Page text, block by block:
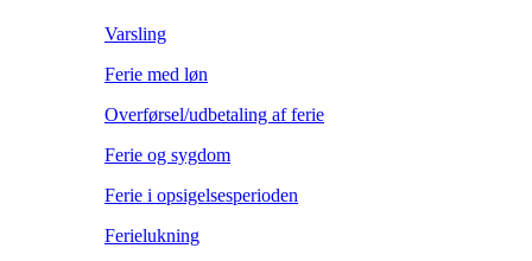
Varsling
Ferie med løn
Overførsel/udbetaling af ferie
Ferie og sygdom
Ferie i opsigelsesperioden
Ferielukning